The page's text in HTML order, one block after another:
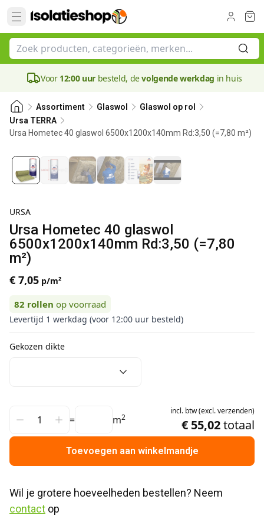
Voor 12:00 uur besteld, devolgende werkdag in huis
Assortiment Glaswol
Glaswol op rol
Ursa TERRA
Ursa Hometec 40 glaswol 6500x1200x140mm Rd:3,50 (=7,80 m²)
140 mm
URSA
Ursa Hometec 40 glaswol
6500x1200x140mm Rd:3,50 (=7,80
m²)
€ 7,05 p/m²
82 rollen op voorraad
Levertijd 1 werkdag (voor 12:00 uur besteld)
Gekozen dikte
= m2
incl. btw(excl.verzenden)
€ 55,02totaal
Toevoegen aan winkelmandje
contact op